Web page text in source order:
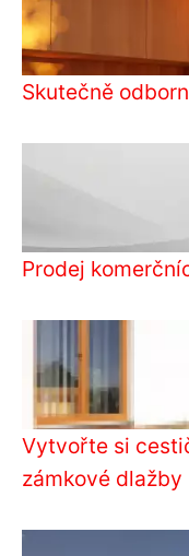
Skutečně
Prodej
Vytvořte si
zámkové dlažby